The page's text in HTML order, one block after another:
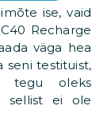
ise, vaid
Recharge
väga hea
seni testituist,
tegu oleks
sellist ei ole